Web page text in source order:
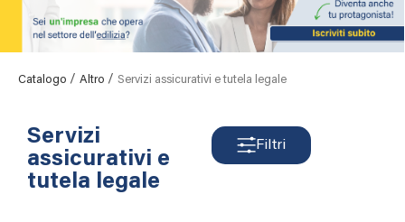
Catalogo / Altro / Servizi assicurativi e tutela legale
Servizi
assicurativi e
tutela legale
Filtri